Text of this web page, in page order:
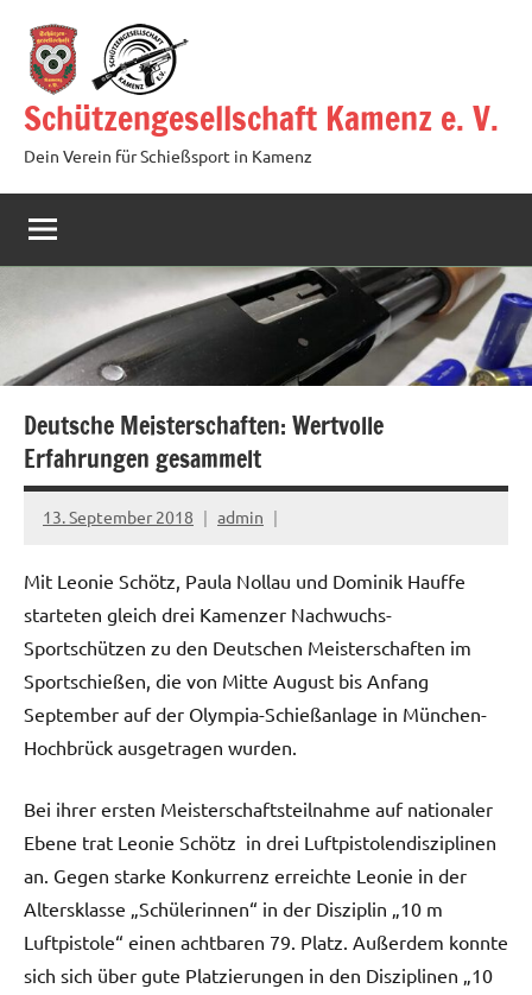
Inhalt
springen
Schützengesellschaft Kamenz e. V.
Dein Verein für Schießsport in Kamenz
Deutsche Meisterschaften: Wertvolle
Erfahrungen gesammelt
13. September 2018 admin
Mit Leonie Schötz, Paula Nollau und Dominik Hauffe
starteten gleich drei Kamenzer Nachwuchs-
Sportschützen zu den Deutschen Meisterschaften im
Sportschießen, die von Mitte August bis Anfang
September auf der Olympia-Schießanlage in München-
Hochbrück ausgetragen wurden.
Bei ihrer ersten Meisterschaftsteilnahme auf nationaler
Ebene trat Leonie Schötz in drei Luftpistolendisziplinen
an. Gegen starke Konkurrenz erreichte Leonie in der
Altersklasse „Schülerinnen“ in der Disziplin „10 m
Luftpistole“ einen achtbaren 79. Platz. Außerdem konnte
sich sich über gute Platzierungen in den Disziplinen „10